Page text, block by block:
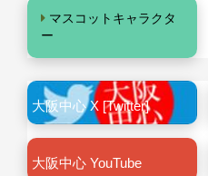
マスコットキャラクタ
ー
大阪中心 X [Twitter]
大阪中心 YouTube